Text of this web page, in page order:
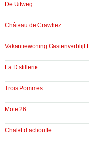
De Uitweg
Château de Crawhez
Vakantiewoning Gastenverblijf
La Distillerie
Trois Pommes
Mote 26
Chalet d’achouffe